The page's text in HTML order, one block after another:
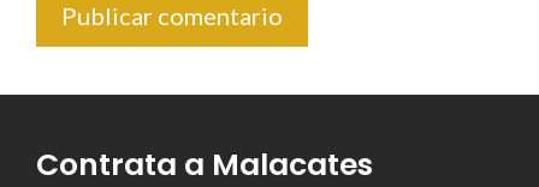
Contrata a Malacates